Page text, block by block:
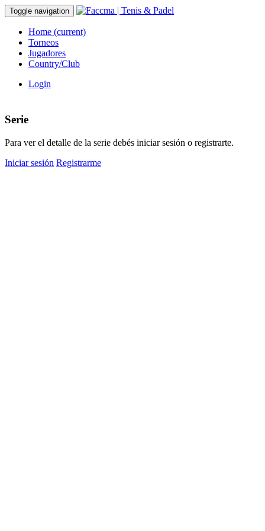
Toggle navigation
Home (current)
Torneos
Jugadores
Country/Club
Login
Serie
Para ver el detalle de la serie debés iniciar sesión o registrarte.
Iniciar sesión Registrarme